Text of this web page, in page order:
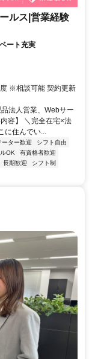
ルス|営業経験
ート充実
※相談可能 契約更新
法人営業、Webサー
容】 ＼完全在宅×法
住んでい...
ーター歓迎
シフト自由
OK
有資格者歓迎
長期歓迎
シフト制